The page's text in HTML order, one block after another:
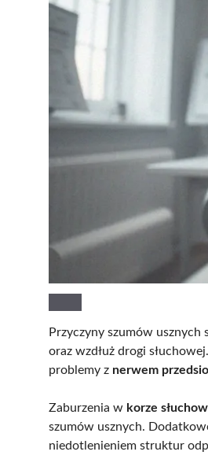
Przyczyny szumów
oraz wzdłuż drogi
problemy z nerwem
Zaburzenia w korze
szumów usznych.
niedotlenieniem struktur